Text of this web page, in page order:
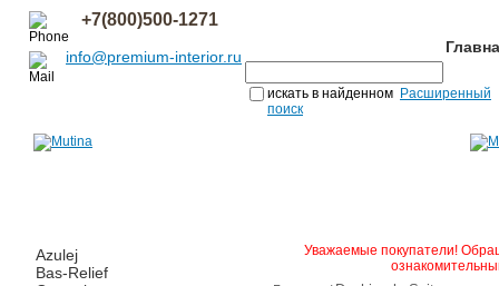
+7(800)500-1271
info@premium-interior.ru
искать в найденном Расширенный
поиск
Azulej
Bas-Relief
Уважаемые покупатели!